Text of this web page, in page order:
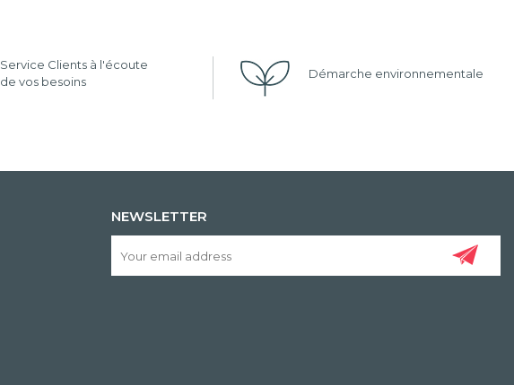
Service Clients à l'écoute
de vos besoins
Démarche environnementale
NEWSLETTER